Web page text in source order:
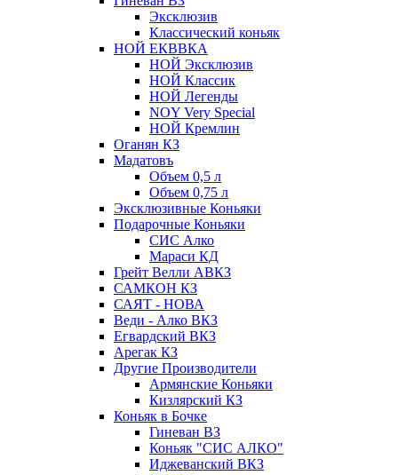
Эксклюзив
Классический коньяк
НОЙ ЕКВВКА
НОЙ Эксклюзив
НОЙ Классик
НОЙ Легенды
NOY Very Speсial
НОЙ Кремлин
Оганян КЗ
Мадатовъ
Объем 0,5 л
Объем 0,75 л
Эксклюзивные Коньяки
Подарочные Коньяки
СИС Алко
Мараси КД
Грейт Велли АВКЗ
САМКОН КЗ
САЯТ - НОВА
Веди - Алко ВКЗ
Егвардский ВКЗ
Арегак КЗ
Другие Производители
Армянские Коньяки
Кизлярский КЗ
Коньяк в Бочке
Гиневан ВЗ
Коньяк "СИС АЛКО"
Иджеванский ВКЗ